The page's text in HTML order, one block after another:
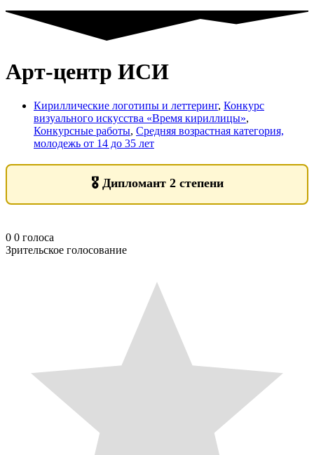
Арт-центр ИСИ
Кириллические логотипы и леттеринг, Конкурс
визуального искусства «Время кириллицы»,
Конкурсные работы, Средняя возрастная категория,
молодежь от 14 до 35 лет
🎖️ Дипломант 2 степени
0 0 голоса
Зрительское голосование